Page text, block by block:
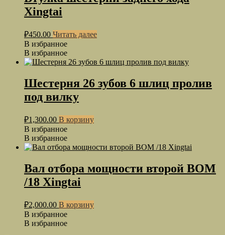
Xingtai
₽450.00 Читать далее
В избранное
В избранное
Шестерня 26 зубов 6 шлиц пролив
под вилку
₽1,300.00 В корзину
В избранное
В избранное
Вал отбора мощности второй ВОМ
/18 Xingtai
₽2,000.00 В корзину
В избранное
В избранное